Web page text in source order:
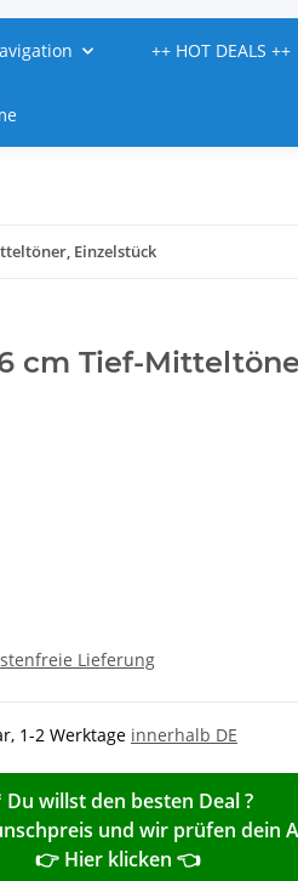
++ HOT DEALS ++
Einzelstück
cm Tief-
Lieferung
1-2 Werktage innerhalb DE
Du willst den besten Deal ?
und wir prüfen dein
👉 Hier klicken 👈